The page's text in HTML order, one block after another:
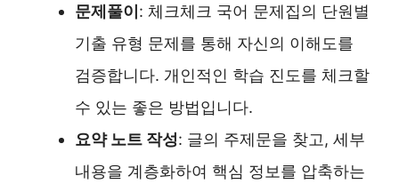
문제풀이: 체크체크 국어 문제집의 단원별
기출 유형 문제를 통해 자신의 이해도를
검증합니다. 개인적인 학습 진도를 체크할
수 있는 좋은 방법입니다.
요약 노트 작성: 글의 주제문을 찾고, 세부
내용을 계층화하여 핵심 정보를 압축하는